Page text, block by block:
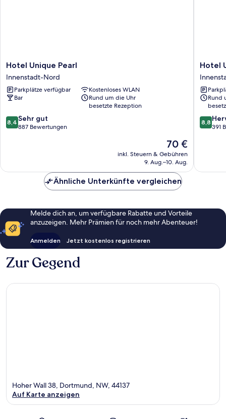
Hotel
Unique
Pearl
Innenstadt-
Nord
Hotel Unique Pearl
Innenstadt-Nord
Parkplätze verfügbar
Kostenloses WLAN
Bar
Rund um die Uhr
besetzte Rezeption
8.4
von
Bewertungen
8,4 Sehr gut
887 Bewertungen
Der
Preis
beträgt
70 €
inkl. Steuern & Gebühren
9. Aug.–10. Aug.
Hotel
Unique
Majestic
West
Hotel
Rund
8.8
von
8,8
391
Ähnliche Unterkünfte vergleichen
Melde dich an, um verfügbare Rabatte und Vorteile
anzuzeigen. Mehr Prämien für noch mehr Abenteuer!
Anmelden Jetzt kostenlos registrieren
Zur Gegend
Hoher Wall 38, Dortmund, NW, 44137
Auf Karte anzeigen